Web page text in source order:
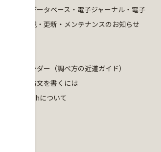
オンラインデータベース・電子ジャーナル・電子
ブック 新規・更新・メンテナンスのお知らせ
パスファインダー（調べ方の近道ガイド）
レポート・論文を書くには
HOSEI Searchについて